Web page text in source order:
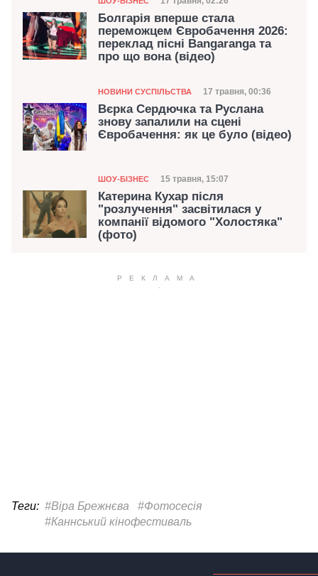
Дата публікації
Болгарія вперше стала
переможцем Євробачення 2026:
переклад пісні Bangaranga та
про що вона (відео)
Категорія
НОВИНИ СУСПІЛЬСТВА Дата публікації
17 травня, 00:36
Вєрка Сердючка та Руслана
знову запалили на сцені
Євробачення: як це було (відео)
Категорія
ШОУ-БІЗНЕС Дата публікації
15 травня, 15:07
Катерина Кухар після
"розлучення" засвітилася у
компанії відомого "Холостяка"
(фото)
Теги: #Віра Брежнєва
#Фотосесія
#Каннський кінофестиваль